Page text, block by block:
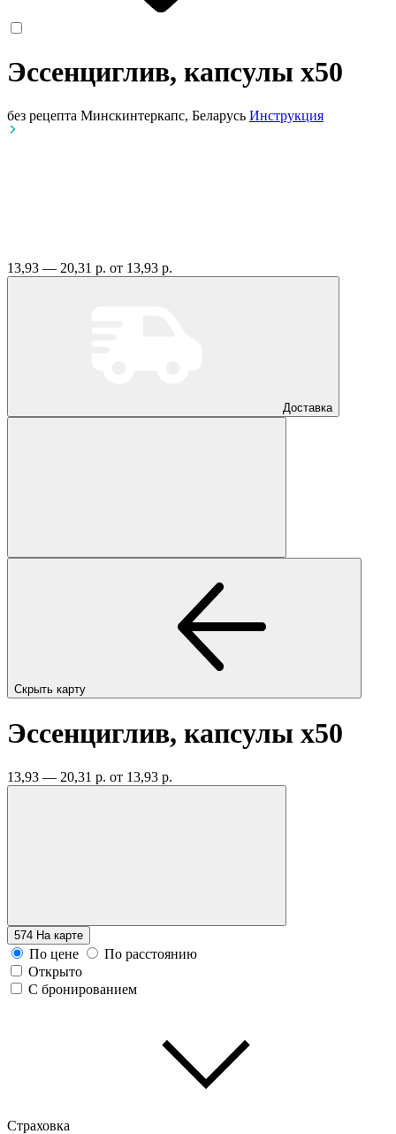
Эссенциглив, капсулы x50
без рецепта Минскинтеркапс, Беларусь Инструкция
13,93 — 20,31 р. от 13,93 р.
Доставка
Скрыть карту
Эссенциглив, капсулы x50
13,93 — 20,31 р. от 13,93 р.
574 На карте
По цене
По расстоянию
Открыто
С бронированием
Страховка